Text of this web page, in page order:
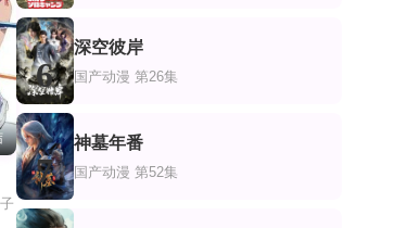
6
深空彼岸
国产动漫 第26集
7
神墓年番
国产动漫 第52集